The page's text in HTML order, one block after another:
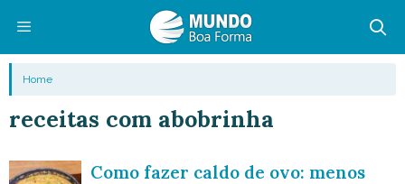
conteúdo
Menu
Home
receitas com abobrinha
Como fazer caldo de ovo: menos